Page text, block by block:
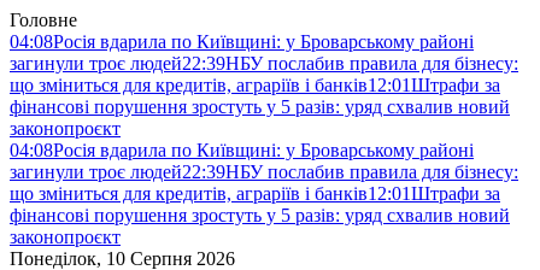
Головне
04:08Росія вдарила по Київщині: у Броварському районі
загинули троє людей22:39НБУ послабив правила для бізнесу:
що зміниться для кредитів, аграріїв і банків12:01Штрафи за
фінансові порушення зростуть у 5 разів: уряд схвалив новий
законопроєкт
04:08Росія вдарила по Київщині: у Броварському районі
загинули троє людей22:39НБУ послабив правила для бізнесу:
що зміниться для кредитів, аграріїв і банків12:01Штрафи за
фінансові порушення зростуть у 5 разів: уряд схвалив новий
законопроєкт
Понеділок, 10 Серпня 2026